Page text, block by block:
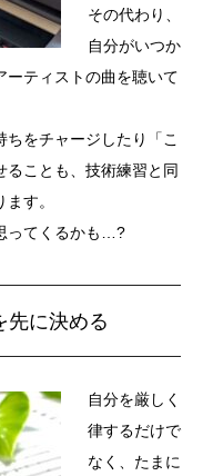
その代わり、
自分がいつか
ーティストの曲を聴いて
ちをチャージしたり「こ
ことも、技術練習と同
す。
ってくるかも…?
先に決める
自分を厳しく
律するだけで
なく、たまに